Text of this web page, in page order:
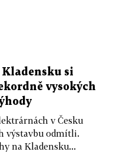
Kladensku si
vysokých
v Česku
výstavbu odmítli.
na Kladensku...